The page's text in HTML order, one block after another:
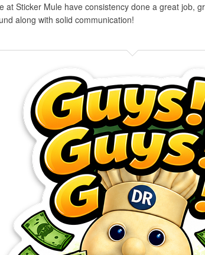
at Sticker Mule have consistency done a great job,
along with solid communication!